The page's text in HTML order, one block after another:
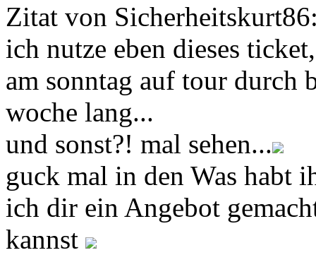
Zitat von
ich nutze eben dieses
am sonntag auf tour durch
woche lang...
und sonst?! mal sehen...
guck mal in den Was habt
ich dir ein Angebot
kannst